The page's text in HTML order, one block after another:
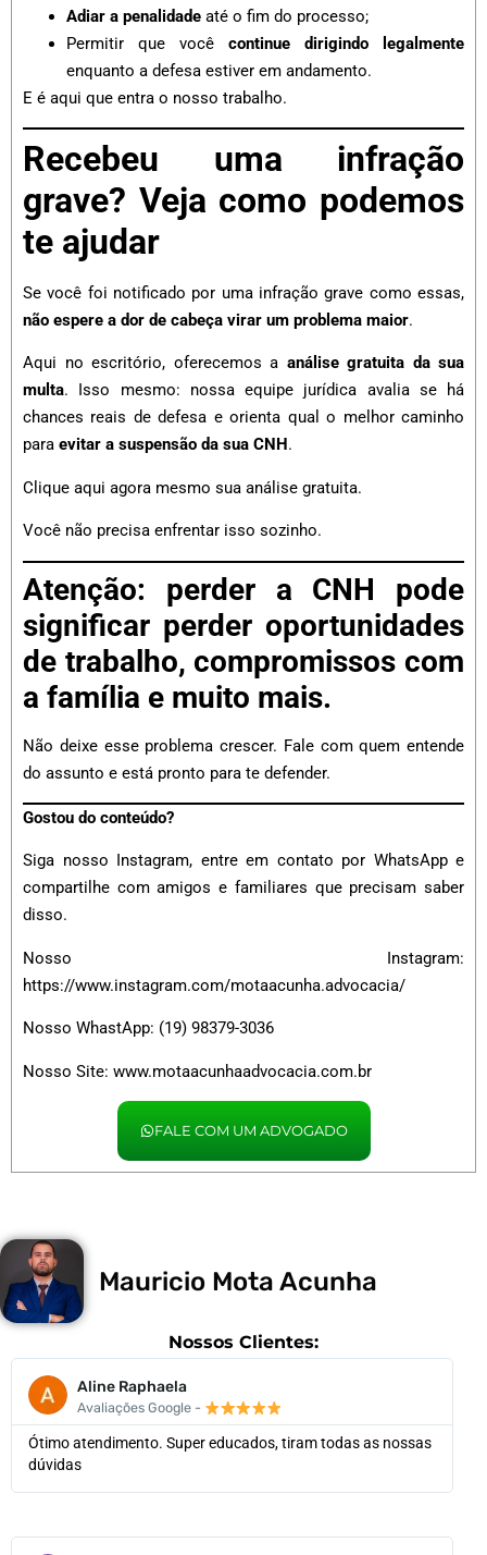
Adiar a penalidade até o fim do processo;
Permitir que você continue dirigindo legalmente
enquanto a defesa estiver em andamento.
E é aqui que entra o nosso trabalho.
Recebeu uma infração
grave? Veja como podemos
te ajudar
Se você foi notificado por uma infração grave como essas,
não espere a dor de cabeça virar um problema maior.
Aqui no escritório, oferecemos a análise gratuita da sua
multa. Isso mesmo: nossa equipe jurídica avalia se há
chances reais de defesa e orienta qual o melhor caminho
para evitar a suspensão da sua CNH .
Clique aqui agora mesmo sua análise gratuita.
Você não precisa enfrentar isso sozinho.
Atenção: perder a CNH pode
significar perder oportunidades
de trabalho, compromissos com
a família e muito mais.
Não deixe esse problema crescer. Fale com quem entende
do assunto e está pronto para te defender.
Gostou do conteúdo?
Siga nosso Instagram, entre em contato por WhatsApp e
compartilhe com amigos e familiares que precisam saber
disso.
Nosso Instagram:
https://www.instagram.com/motaacunha.advocacia/
Nosso WhastApp: (19) 98379-3036
Nosso Site: www.motaacunhaadvocacia.com.br
FALE COM UM ADVOGADO
Mauricio Mota Acunha
Nossos Clientes:
Aline Raphaela
Avaliações Google -
Ótimo atendimento. Super educados, tiram todas as nossas
dúvidas